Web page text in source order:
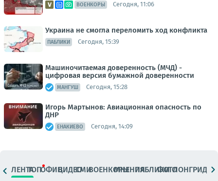
ВОЕНКОРЫ Сегодня, 11:06
Украина не смогла переломить ход конфликта
ПАБЛИКИ Сегодня, 15:39
Машиночитаемая доверенность (МЧД) -
цифровая версия бумажной доверенности
МАНГУШ Сегодня, 15:28
Игорь Мартынов: Авиационная опасность по
ДНР
ЕНАКИЕВО Сегодня, 14:09
ЛЕНТАТОПОФИЦ.ВИДЕОСМИВОЕНКОРЫМНЕНИЯПАБЛИКИ
ФОТОЛОНГРИДЫ